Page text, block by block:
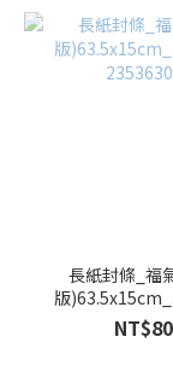
長紙封條_福
版
23536302
NT$80